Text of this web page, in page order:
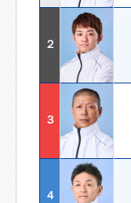
２
３
４